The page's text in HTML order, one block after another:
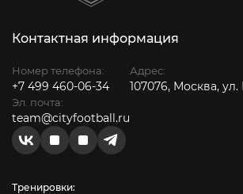
Контактная информация
Номер телефона:
+7 499 460-06-34
Эл. почта:
team@cityfootball.ru
Адрес:
107076, Москва,
Тренировки: